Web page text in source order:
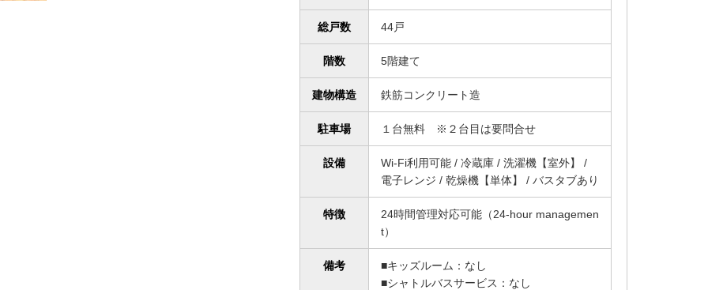
総戸数 44戸
階数 5階建て
建物構造 鉄筋コンクリート造
駐車場 １台無料 ※２台目は要問合せ
設備
Wi-Fi利用可能 / 冷蔵庫 / 洗濯機【室外】 /
電子レンジ / 乾燥機【単体】 / バスタブあり
特徴
24時間管理対応可能（24-hour managemen
t）
備考
■キッズルーム：なし
■シャトルバスサービス：なし